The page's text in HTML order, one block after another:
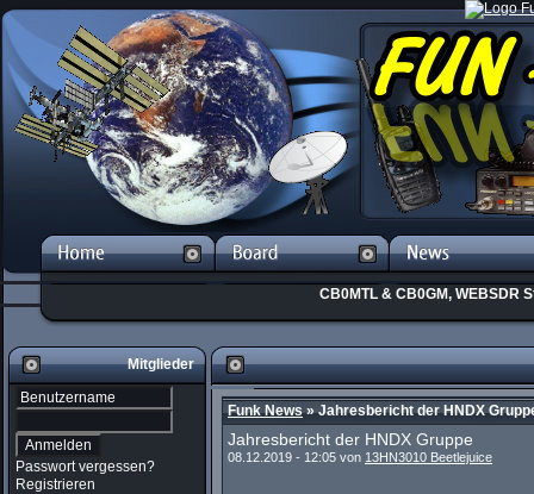
CB0MTL & CB0GM, WEBSDR
Mitglieder
Passwort vergessen?
Registrieren
Funk News» Jahresbericht der HNDX
Jahresbericht der HNDX Gruppe
08.12.2019 - 12:05 von 13HN3010 Beetlejuice